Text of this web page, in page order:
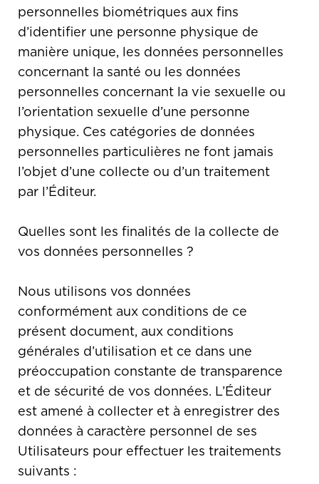
personnelles biométriques aux fins
d’identifier une personne physique de
manière unique, les données personnelles
concernant la santé ou les données
personnelles concernant la vie sexuelle ou
l’orientation sexuelle d’une personne
physique. Ces catégories de données
personnelles particulières ne font jamais
l’objet d’une collecte ou d’un traitement
par l’Éditeur.
Quelles sont les finalités de la collecte de
vos données personnelles ?
Nous utilisons vos données
conformément aux conditions de ce
présent document, aux conditions
générales d’utilisation et ce dans une
préoccupation constante de transparence
et de sécurité de vos données. L’Éditeur
est amené à collecter et à enregistrer des
données à caractère personnel de ses
Utilisateurs pour effectuer les traitements
suivants :